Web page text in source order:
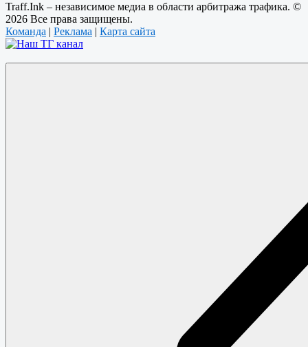
Traff.Ink – независимое медиа в области арбитража трафика. ©
2026 Все права защищены.
Команда | Реклама | Карта сайта